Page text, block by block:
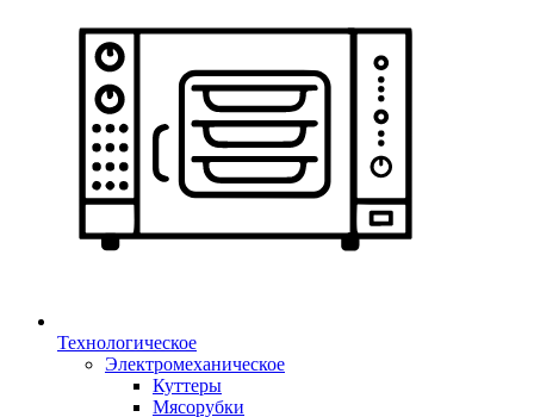
Технологическое
Электромеханическое
Куттеры
Мясорубки